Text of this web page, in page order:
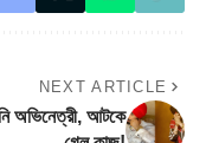
NEXT ARTICLE
অভিনেত্রী, আটকে